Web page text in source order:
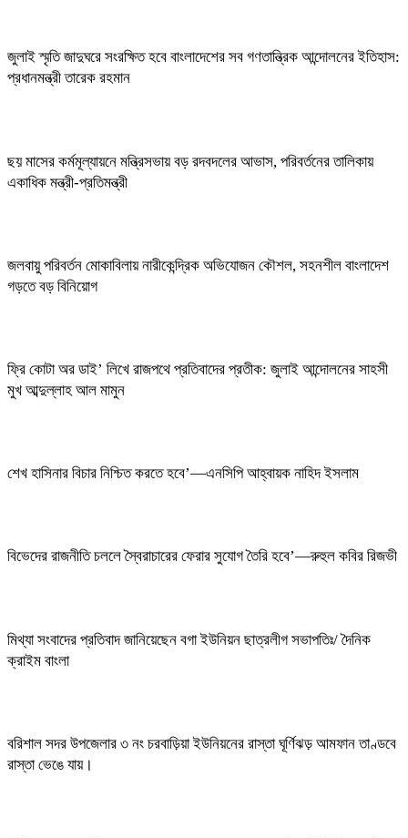
জুলাই স্মৃতি জাদুঘরে সংরক্ষিত হবে বাংলাদেশের সব গণতান্ত্রিক আন্দোলনের ইতিহাস:
প্রধানমন্ত্রী তারেক রহমান
ছয় মাসের কর্মমূল্যায়নে মন্ত্রিসভায় বড় রদবদলের আভাস, পরিবর্তনের তালিকায়
একাধিক মন্ত্রী-প্রতিমন্ত্রী
জলবায়ু পরিবর্তন মোকাবিলায় নারীকেন্দ্রিক অভিযোজন কৌশল, সহনশীল বাংলাদেশ
গড়তে বড় বিনিয়োগ
ফ্রি কোটা অর ডাই’ লিখে রাজপথে প্রতিবাদের প্রতীক: জুলাই আন্দোলনের সাহসী
মুখ আব্দুল্লাহ আল মামুন
শেখ হাসিনার বিচার নিশ্চিত করতে হবে’—এনসিপি আহ্বায়ক নাহিদ ইসলাম
বিভেদের রাজনীতি চললে স্বৈরাচারের ফেরার সুযোগ তৈরি হবে’—রুহুল কবির রিজভী
মিথ্যা সংবাদের প্রতিবাদ জানিয়েছেন বগা ইউনিয়ন ছাত্রলীগ সভাপতিঃ/ দৈনিক
ক্রাইম বাংলা
বরিশাল সদর উপজেলার ৩ নং চরবাড়িয়া ইউনিয়নের রাস্তা ঘূর্ণিঝড় আমফান তাণ্ডবে
রাস্তা ভেঙে যায়।